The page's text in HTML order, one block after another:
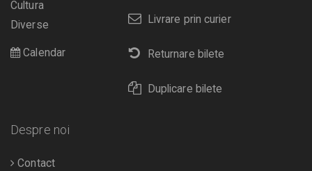
Livrare prin curier
Returnare bilete
Duplicare bilete
Cultura
Diverse
Calendar
Despre noi
Contact